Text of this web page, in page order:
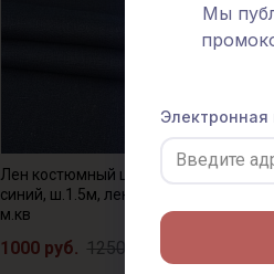
Лен костюмный цв.Чернильно-
синий, ш.1.5м, лен-100%, 190гр/
м.кв
1000 руб. 1250 руб.
Мы
Электронная